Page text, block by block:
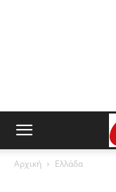
Αρχική Ελλάδα